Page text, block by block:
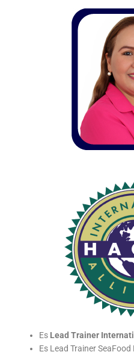
Es Lead Trainer
Es Lead Trainer SeaFood